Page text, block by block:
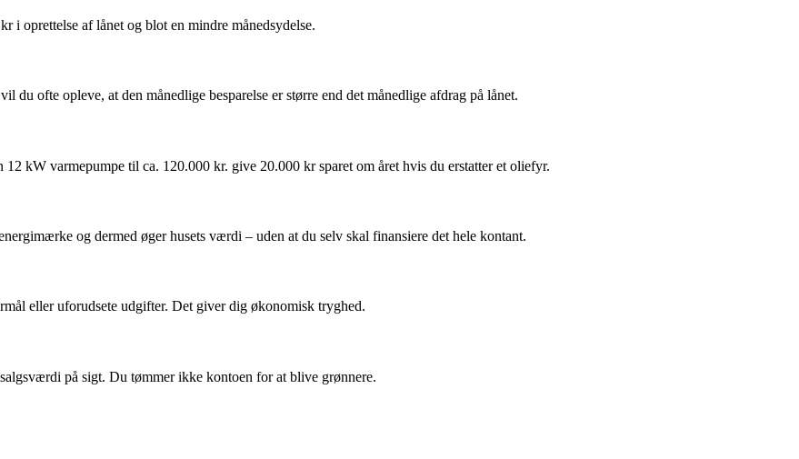
i oprettelse af lånet og blot en mindre månedsydelse.
ofte opleve, at den månedlige besparelse er større end det månedlige afdrag på lånet.
kW varmepumpe til ca. 120.000 kr. give 20.000 kr sparet om året hvis du erstatter et oliefyr.
og dermed øger husets værdi – uden at du selv skal finansiere det hele kontant.
eller uforudsete udgifter. Det giver dig økonomisk tryghed.
på sigt. Du tømmer ikke kontoen for at blive grønnere.